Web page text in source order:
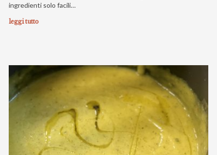
ingredienti solo facili…
leggi tutto